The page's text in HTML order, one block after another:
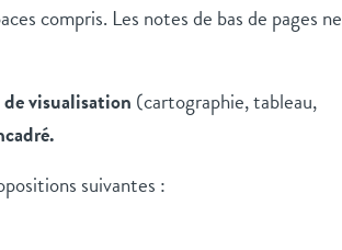
compris. Les notes de bas de pages ne
visualisation (cartographie, tableau,
suivantes :